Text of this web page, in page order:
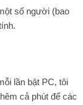
số người (bao
lần bật PC, tôi
cả phút để các